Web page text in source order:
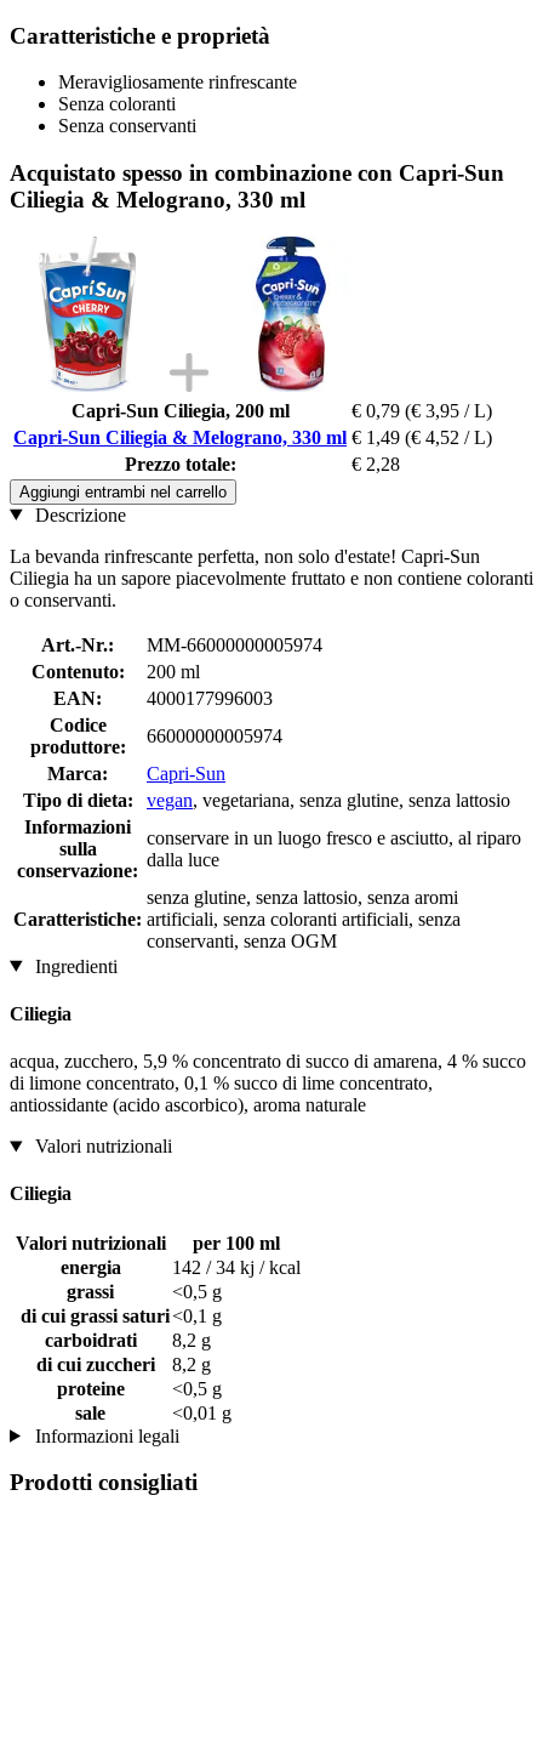
Caratteristiche e proprietà
Meravigliosamente rinfrescante
Senza coloranti
Senza conservanti
Acquistato spesso in combinazione con Capri-Sun
Ciliegia & Melograno, 330 ml
Capri-Sun Ciliegia, 200 ml € 0,79 (€ 3,95 / L)
Capri-Sun Ciliegia & Melograno, 330 ml € 1,49 (€ 4,52 / L)
Prezzo totale:
€ 2,28
Aggiungi entrambi nel carrello
Descrizione
La bevanda rinfrescante perfetta, non solo d'estate! Capri-Sun
Ciliegia ha un sapore piacevolmente fruttato e non contiene coloranti
o conservanti.
Art.-Nr.:
MM-66000000005974
Contenuto:
200 ml
EAN:
4000177996003
Codice
produttore:
66000000005974
Marca:
Capri-Sun
Tipo di dieta:
vegan, vegetariana, senza glutine, senza lattosio
Informazioni
sulla
conservazione:
conservare in un luogo fresco e asciutto, al riparo
dalla luce
Caratteristiche:
senza glutine, senza lattosio, senza aromi
artificiali, senza coloranti artificiali, senza
conservanti, senza OGM
Ingredienti
Ciliegia
acqua, zucchero, 5,9 % concentrato di succo di amarena, 4 % succo
di limone concentrato, 0,1 % succo di lime concentrato,
antiossidante (acido ascorbico), aroma naturale
Valori nutrizionali
Ciliegia
Valori nutrizionali
per 100 ml
energia
142 / 34 kj / kcal
grassi
<0,5 g
di cui grassi saturi<0,1 g
carboidrati
8,2 g
di cui zuccheri
8,2 g
proteine
<0,5 g
sale
<0,01 g
Informazioni legali
Prodotti consigliati